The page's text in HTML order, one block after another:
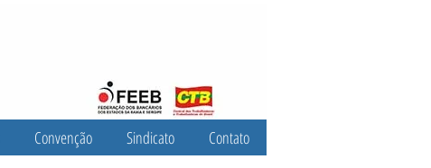
Convenção Sindicato Contato